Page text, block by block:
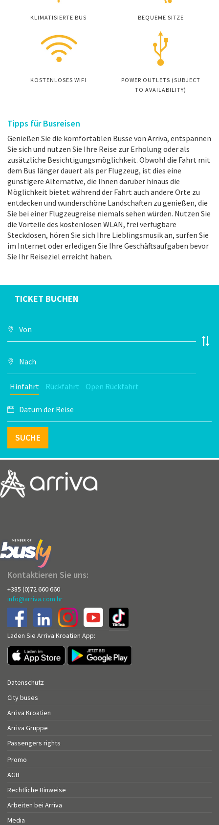
KLIMATISIERTE BUS BEQUEME SITZE
KOSTENLOSES WIFI
POWER OUTLETS (SUBJECT
TO AVAILABILITY)
Tipps für Busreisen
Genießen Sie die komfortablen Busse von Arriva, entspannen
Sie sich und nutzen Sie Ihre Reise zur Erholung oder als
zusätzliche Besichtigungsmöglichkeit. Obwohl die Fahrt mit
dem Bus länger dauert als per Flugzeug, ist dies eine
günstigere Alternative, die Ihnen darüber hinaus die
Möglichkeit bietet während der Fahrt auch andere Orte zu
entdecken und wunderschöne Landschaften zu genießen, die
Sie bei einer Flugzeugreise niemals sehen würden. Nutzen Sie
die Vorteile des kostenlosen WLAN, frei verfügbare
Steckdosen, hören Sie sich Ihre Lieblingsmusik an, surfen Sie
im Internet oder erledigen Sie Ihre Geschäftsaufgaben bevor
Sie Ihr Reiseziel erreicht haben.
TICKET BUCHEN
Hinfahrt Rückfahrt Open Rückfahrt
SUCHE
Kontaktieren Sie uns:
+385 (0)72 660 660
info@arriva.com.hr
Laden Sie Arriva Kroatien App:
Datenschutz
City buses
Arriva Kroatien
Arriva Gruppe
Passengers rights
Promo
AGB
Rechtliche Hinweise
Arbeiten bei Arriva
Media